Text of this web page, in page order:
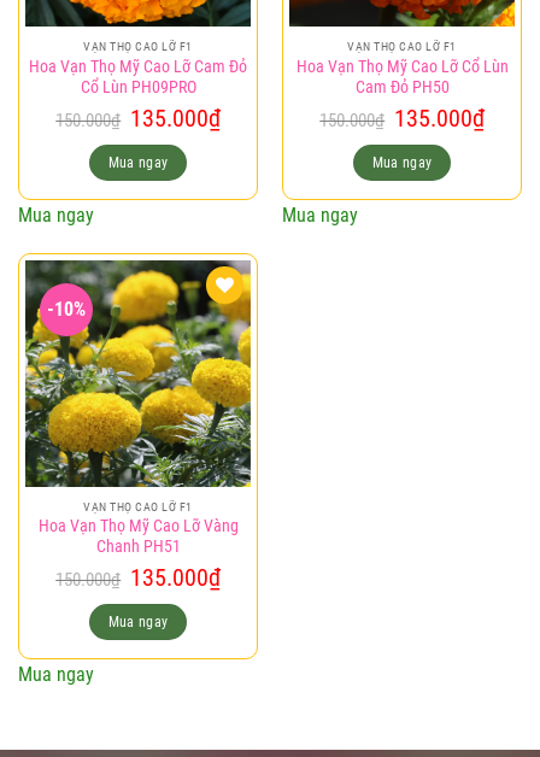
VẠN THỌ CAO LỠ F1
Hoa Vạn Thọ Mỹ Cao Lỡ Cam Đỏ
Cổ Lùn PH09PRO
150.000₫ Giá
gốc
là:
150.000₫.
135.000₫Giá
hiện
135.000₫.
Mua ngay
Mua ngay
VẠN THỌ CAO LỠ F1
Hoa Vạn Thọ Mỹ Cao Lỡ Cổ Lùn
Cam Đỏ PH50
150.000₫ Giá
gốc
là:
150.000₫.
135.000₫Giá
hiện
Mua ngay
Mua ngay
-10%
Add to
wishlist
VẠN THỌ CAO LỠ F1
Hoa Vạn Thọ Mỹ Cao Lỡ Vàng
Chanh PH51
150.000₫ Giá
gốc
là:
150.000₫.
135.000₫Giá
hiện
Mua ngay
Mua ngay